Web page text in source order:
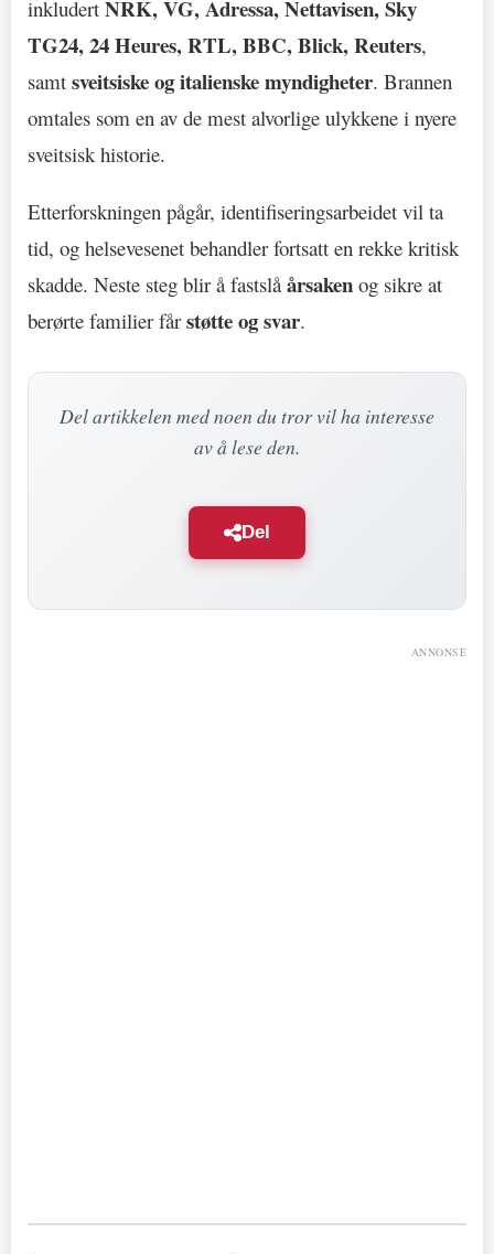
inkludert NRK, VG, Adressa, Nettavisen, Sky
TG24, 24 Heures, RTL, BBC, Blick, Reuters,
samt sveitsiske og italienske myndigheter. Brannen
omtales som en av de mest alvorlige ulykkene i nyere
sveitsisk historie.
Etterforskningen pågår, identifiseringsarbeidet vil ta
tid, og helsevesenet behandler fortsatt en rekke kritisk
skadde. Neste steg blir å fastslåårsaken og sikre at
berørte familier fårstøtte og svar.
Del artikkelen med noen du tror vil ha interesse
av å lese den.
Del
ANNONSE